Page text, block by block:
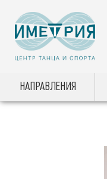
НАПРАВЛЕНИЯ